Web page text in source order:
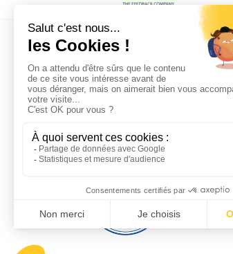
L'EXPERTISE MOTRALEC
Depuis 1976, nous sommes
Franceen pompes de relevage, station
chauffage, suppression, forage,
Nous assurons
, tout en travaillant avec les
du marché.